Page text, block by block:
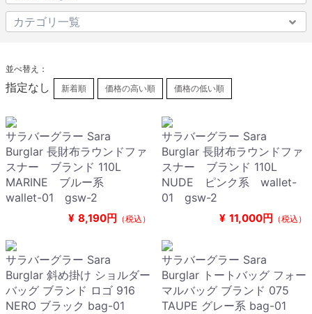
並べ替え：
指定なし 新着順 価格の高い順 価格の低い順
サラバーグラー Sara
Burglar 長財布ラウンドファ
スナー ブランド 110L
MARINE ブルー系
wallet-01 gsw-2
¥ 8,190円 （税込）
サラバーグラー Sara
Burglar 長財布ラウンドファ
スナー ブランド 110L
NUDE ピンク系 wallet-
01 gsw-2
¥ 11,000円 （税込）
サラバーグラー Sara
Burglar 斜め掛け ショルダー
バッグ ブランド ロゴ 916
NERO ブラック bag-01
サラバーグラー Sara
Burglar トートバッグ フォー
マルバッグ ブランド 075
TAUPE グレー系 bag-01